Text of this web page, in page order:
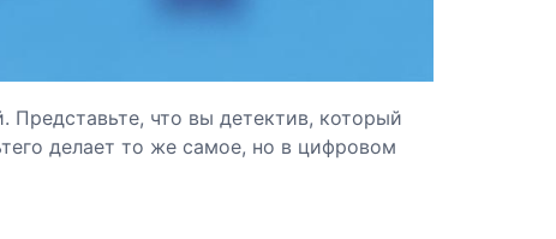
Представьте, что вы детектив, который
делает то же самое, но в цифровом